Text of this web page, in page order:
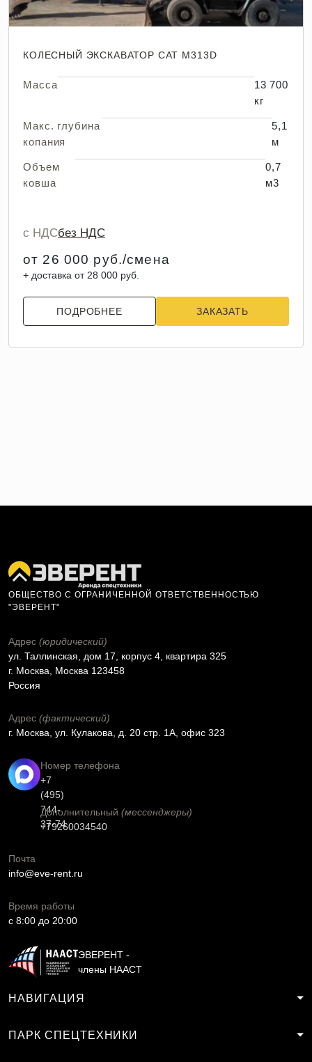
КОЛЕСНЫЙ ЭКСКАВАТОР CAT M313D
Масса
13 700
кг
Макс. глубина
копания
5,1
м
Объем
ковша
0,7
м3
с НДСбез НДС
от 26 000 руб./смена
+ доставка от 28 000 руб.
ПОДРОБНЕЕ ЗАКАЗАТЬ
ОБЩЕСТВО С ОГРАНИЧЕННОЙ ОТВЕТСТВЕННОСТЬЮ
"ЭВЕРЕНТ"
Адрес (юридический)
ул. Таллинская, дом 17, корпус 4, квартира 325
г. Москва, Москва 123458
Россия
Адрес (фактический)
г. Москва, ул. Кулакова, д. 20 стр. 1А, офис 323
Номер телефона
+7
(495)
744-
37-74
Дополнительный (мессенджеры)
+79260034540
Почта
info@eve-rent.ru
Время работы
c 8:00 до 20:00
ЭВЕРЕНТ -
члены НААСТ
НАВИГАЦИЯ
ПАРК СПЕЦТЕХНИКИ